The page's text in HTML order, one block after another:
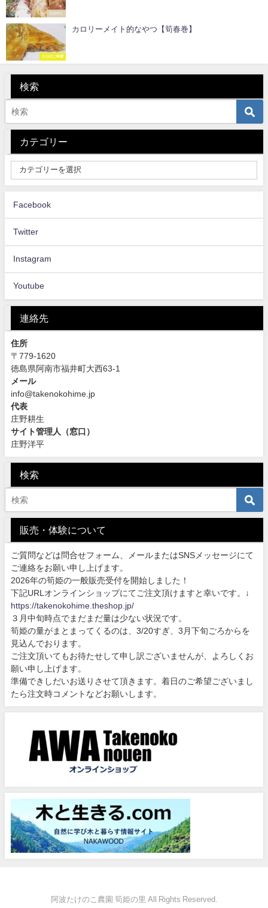
たけのこ
たけのこ料理
カロリーメイト的なやつ【筍春巻】
検索
カテゴリー
Facebook
Twitter
Instagram
Youtube
連絡先
住所
〒779-1620
徳島県阿南市福井町大西63-1
メール
info@takenokohime.jp
代表
庄野耕生
サイト管理人（窓口）
庄野洋平
検索
販売・体験について
ご質問などは問合せフォーム、メールまたはSNSメッセージにて
ご連絡をお願い申し上げます。
2026年の筍姫の一般販売受付を開始しました！
下記URLオンラインショップにてご注文頂けますと幸いです。↓
https://takenokohime.theshop.jp/
３月中旬時点でまだまだ量は少ない状況です。
筍姫の量がまとまってくるのは、3/20すぎ、3月下旬ごろからを
見込んでおります。
ご注文頂いてもお待たせして申し訳ございませんが、よろしくお
願い申し上げます。
準備できしだいお送りさせて頂きます。着日のご希望ございまし
たら注文時コメントなどお願いします。
阿波たけのこ農園 筍姫の里 All Rights Reserved.